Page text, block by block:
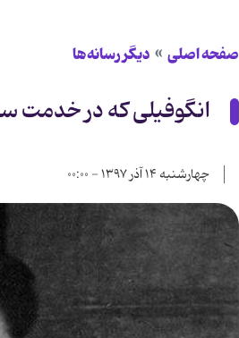
صفحه اصلی دیگر رسانه‌ها
انگوفیلی که در خدمت
چهارشنبه ۱۴ آذر ۱۳۹۷ - ۰۰:۰۰